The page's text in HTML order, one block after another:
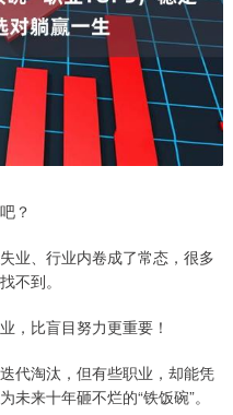
？
业、行业内卷成了常态，很多
不到。
，比盲目努力更重要！
代淘汰，但有些职业，却能凭
来十年砸不烂的“铁饭碗”。